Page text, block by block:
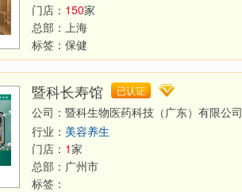
门店： 150家
总部： 上海
标签： 保健
暨科长寿馆 已认证
公司：暨科生物医药科技（广东）有限公司
行业： 美容养生
门店： 1家
总部： 广州市
标签：